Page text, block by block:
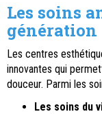
Les soins
génération
Les centres
innovantes qui
douceur. Parmi les
Les soins du